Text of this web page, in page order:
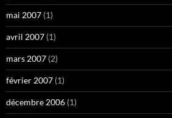
mai 2007 (1)
avril 2007 (1)
mars 2007 (2)
février 2007 (1)
décembre 2006 (1)